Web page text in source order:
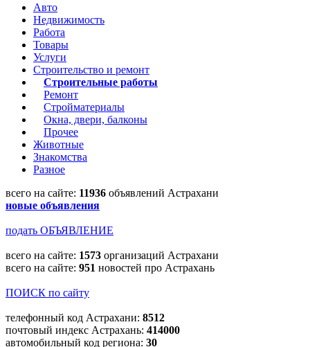
Авто
Недвижимость
Работа
Товары
Услуги
Строительство и ремонт
Строительные работы
Ремонт
Стройматериалы
Окна, двери, балконы
Прочее
Животные
Знакомства
Разное
всего на сайте: 11936 объявлений Астрахани
новые объявления
подать ОБЪЯВЛЕНИЕ
всего на сайте: 1573 организаций Астрахани
всего на сайте: 951 новостей про Астрахань
ПОИСК по сайту
телефонный код Астрахани: 8512
почтовый индекс Астрахань: 414000
автомобильный код региона: 30